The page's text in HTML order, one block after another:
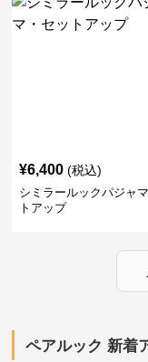
¥6,400 (税込)
シミラールックパジャ
トアップ
ペアルック 新着